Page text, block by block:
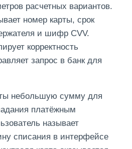
расчетных вариантов.
номер карты, срок
и шифр CVV.
корректность
запрос в банк для
небольшую сумму для
платёжным
называет
списания в интерфейсе